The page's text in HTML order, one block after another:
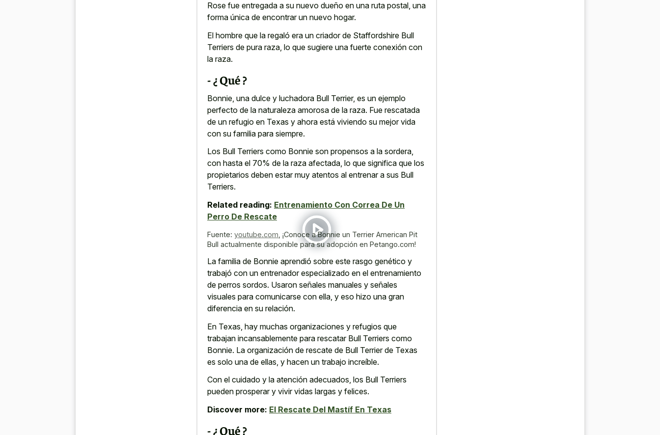
Rose fue entregada a su nuevo dueño en una ruta postal, una
forma única de encontrar un nuevo hogar.
El hombre que la regaló era un criador de Staffordshire Bull
Terriers de pura raza, lo que sugiere una fuerte conexión con
la raza.
- ¿ Qué ?
Bonnie, una dulce y luchadora Bull Terrier, es un ejemplo
perfecto de la naturaleza amorosa de la raza. Fue rescatada
de un refugio en Texas y ahora está viviendo su mejor vida
con su familia para siempre.
Los Bull Terriers como Bonnie son propensos a la sordera,
con hasta el 70% de la raza afectada, lo que significa que los
propietarios deben estar muy atentos al entrenar a sus Bull
Terriers.
Related reading: Entrenamiento Con Correa De Un
Perro De Rescate
Fuente: youtube.com ¡Conoce a Bonnie un Terrier American Pit
Bull actualmente disponible para su adopción en Petango.com!
La familia de Bonnie aprendió sobre este rasgo genético y
trabajó con un entrenador especializado en el entrenamiento
de perros sordos. Usaron señales manuales y señales
visuales para comunicarse con ella, y eso hizo una gran
diferencia en su relación.
En Texas, hay muchas organizaciones y refugios que
trabajan incansablemente para rescatar Bull Terriers como
Bonnie. La organización de rescate de Bull Terrier de Texas
es solo una de ellas, y hacen un trabajo increíble.
Con el cuidado y la atención adecuados, los Bull Terriers
pueden prosperar y vivir vidas largas y felices.
Discover more: El Rescate Del Mastíf En Texas
- ¿ Qué ?